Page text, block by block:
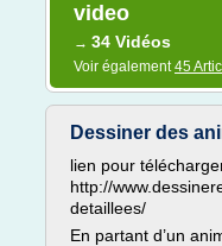
video
→ 34 Vidéos
Voir également45
Dessiner des
lien pour
http://
detaillees/
En partant d’un